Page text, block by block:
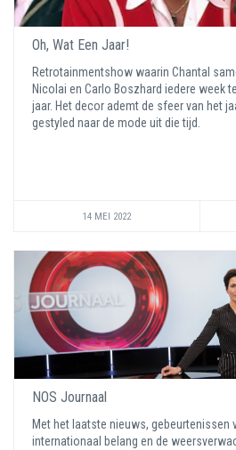
Oh, Wat Een Jaar!
Retrotainmentshow waarin Chantal
Nicolai en Carlo Boszhard iedere week
jaar. Het decor ademt de sfeer van het
gestyled naar de mode uit die tijd.
14 MEI 2022
NOS Journaal
Met het laatste nieuws, gebeurtenissen
internationaal belang en de